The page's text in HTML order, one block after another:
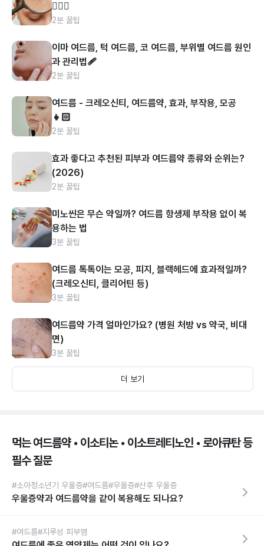
👩🏻‍⚕️
2분 꿀팁
이마 여드름, 턱 여드름, 코 여드름, 부위별 여드름 원인
과 관리법🩹
2분 꿀팁
여드름 - 크레오신티, 여드름약, 효과, 부작용, 모공
👧🏻
2분 꿀팁
효과 좋다고 추천된 피부과 여드름약 종류와 순위는?
(2026)
2분 꿀팁
미노씬은 무슨 약일까? 여드름 항생제 부작용 없이 복
용하는 법
3분 꿀팁
여드름 톡톡이는 모공, 피지, 블랙헤드에 효과적일까?
(크레오신티, 클리어틴 등)
3분 꿀팁
여드름약 가격 얼마인가요? (병원 처방 vs 약국, 비대
면)
3분 꿀팁
더 보기
먹는 여드름약 • 이소티논 • 이소트레티노인 • 로아큐탄 등
필수 질문
#소아청소년기 우울증#여드름#우울증#산후 우울증
우울증약과 여드름약을 같이 복용해도 되나요?
#여드름#지루성 피부염